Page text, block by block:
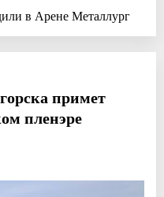
в Арене Металлург
примет
пленэре